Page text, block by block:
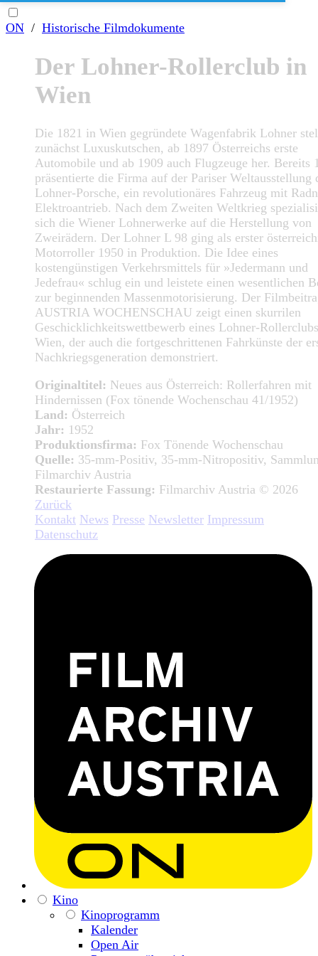
ON / Historische Filmdokumente
Der Lohner-Rollerclub in
Wien
Die 1821 in Wien gegründete Wagenfabrik Lohner
zunächst Luxuskutschen, ab 1897 Österreichs erste
Automobile und ab 1909 auch Flugzeuge her. Bereits
präsentierte die Firma auf der Pariser Weltausstellung
Lohner-Porsche, ein revolutionäres Fahrzeug mit
Elektroantrieb. Nach dem Zweiten Weltkrieg
sich die Wiener Lohnerwerke auf die Herstellung von
Zweirädern. Der Lohner L 98 ging als erster
Motorroller 1950 in Produktion. Die Idee eines
kostengünstigen Verkehrsmittels für »Jedermann und
Jedefrau« schlug ein und leistete einen wesentlichen
zur beginnenden Massenmotorisierung. Der
AUSTRIA WOCHENSCHAU zeigt einen skurrilen
Geschicklichkeitswettbewerb eines Lohner-
Wien, der auch die fortgeschrittenen Fahrkünste der
Nachkriegsgeneration demonstriert.
Originaltitel: Neues aus Österreich: Rollerfahren mit
Hindernissen (Fox tönende Wochenschau 41/1952)
Land: Österreich
Jahr: 1952
Produktionsfirma: Fox Tönende Wochenschau
Quelle: 35-mm-Positiv, 35-mm-Nitropositiv,
Filmarchiv Austria
Restaurierte Fassung: Filmarchiv Austria © 2026
Zurück
Kontakt News Presse Newsletter Impressum
Datenschutz
Kino
Kinoprogramm
Kalender
Open Air